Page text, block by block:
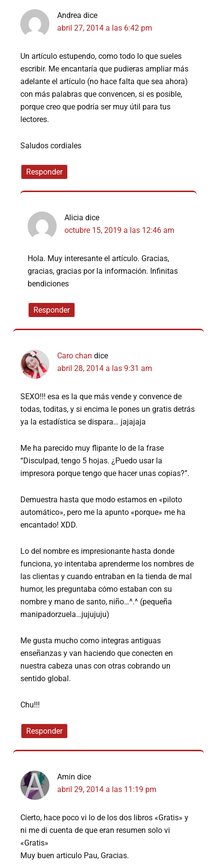
Andrea dice
abril 27, 2014 a las 6:42 pm
Un artículo estupendo, como todo lo que sueles
escribir. Me encantaría que pudieras ampliar más
adelante el artículo (no hace falta que sea ahora)
con más palabras que convencen, si es posible,
porque creo que podría ser muy útil para tus
lectores.
Saludos cordiales
Responder
Alicia dice
octubre 15, 2019 a las 12:46 am
Hola. Muy interesante el artículo. Gracias,
gracias, gracias por la información. Infinitas
bendiciones
Responder
Caro chan dice
abril 28, 2014 a las 9:31 am
SEXO!!! esa es la que más vende y convence de
todas, toditas, y si encima le pones un gratis detrás
ya la estadística se dispara… jajajaja
Me ha parecido muy flipante lo de la frase
“Disculpad, tengo 5 hojas. ¿Puedo usar la
impresora porque tengo que hacer unas copias?”.
Demuestra hasta que modo estamos en «piloto
automático», pero me la apunto «porque» me ha
encantado! XDD.
Lo del nombre es impresionante hasta donde
funciona, yo intentaba aprenderme los nombres de
las clientas y cuando entraban en la tienda de mal
humor, les preguntaba cómo estaban con su
nombre y mano de santo, niño…^.^ (pequeña
manipadorzuela…jujujuju)
Me gusta mucho como integras antiguas
enseñanzas y van haciendo que conecten en
nuestra cabeza unas con otras cobrando un
sentido global.
Chu!!!
Responder
Amin dice
abril 29, 2014 a las 11:19 pm
Cierto, hace poco vi lo de los dos libros «Gratis» y
ni me di cuenta de que eran resumen solo vi
«Gratis»
Muy buen articulo Pau, Gracias.